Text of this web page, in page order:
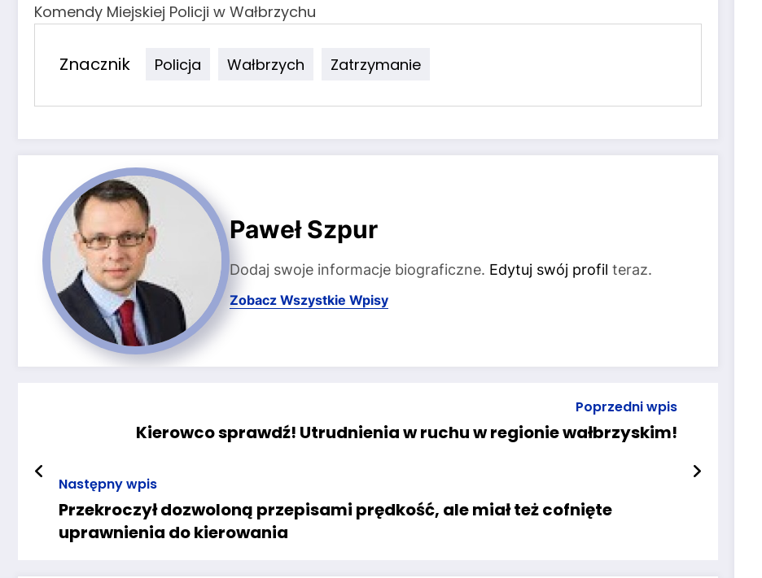
Komendy Miejskiej Policji w Wałbrzychu
Znacznik Policja Wałbrzych Zatrzymanie
Paweł Szpur
Dodaj swoje informacje biograficzne. Edytuj swój profil teraz.
Zobacz Wszystkie Wpisy
Poprzedni wpis
Kierowco sprawdź! Utrudnienia w ruchu w regionie wałbrzyskim!
Następny wpis
Przekroczył dozwoloną przepisami prędkość, ale miał też cofnięte
uprawnienia do kierowania